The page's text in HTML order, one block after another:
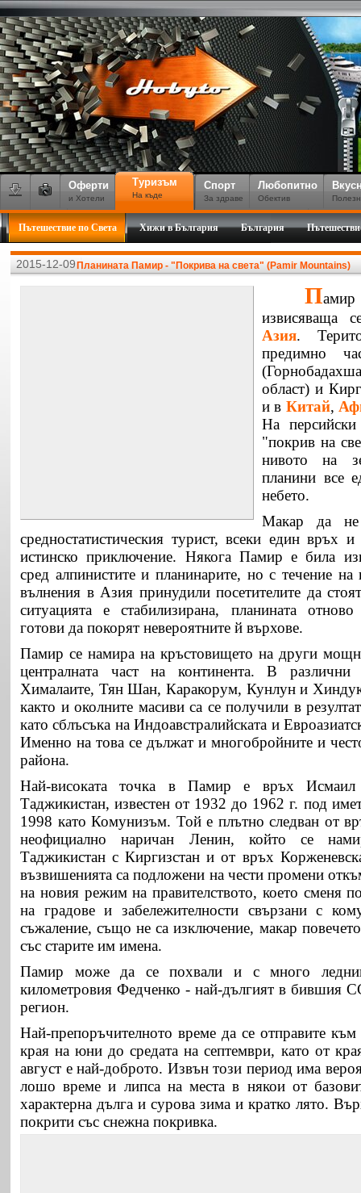
Оферти
и Хотели
Туризъм
На къде
Спорт
За здраве
Любопитно
Обектив
Пътешествие по Света Хижи в България България
2015-12-09 Планината Памир - "Покрива на света" (Pamir Mountains)
Памир
извисяваща
Азия.
предимно
област) и
и в Китай,
На
"покрив на
нивото на
планини все
небето.
Макар да
средностатистическия турист, всеки един връх
истинско приключение. Някога Памир е била
сред алпинистите и планинарите, но с течение на
вълнения в Азия принудили посетителите да
ситуацията е стабилизирана, планината
готови да покорят невероятните й върхове.
Памир се намира на кръстовището на други
централната част на континента. В различни
Хималаите, Тян Шан, Каракорум, Кунлун и
както и околните масиви са се получили в
като сблъсъка на Индоавстралийската и
Именно на това се дължат и многобройните и
района.
Най-високата точка в Памир е връх
Таджикистан, известен от 1932 до 1962 г. под
1998 като Комунизъм. Той е плътно следван от
неофициално наричан Ленин, който се
Таджикистан с Киргизстан и от връх
възвишенията са подложени на чести промени
на новия режим на правителството, което сменя
на градове и забележителности свързани с
съжаление, също не са изключение, макар
със старите им имена.
Памир може да се похвали и с много
километровия Федченко - най-дългият в бившия
регион.
Най-препоръчителното време да се отправите
края на юни до средата на септември, като от
август е най-доброто. Извън този период има
лошо време и липса на места в някои от
характерна дълга и сурова зима и кратко лято.
покрити със снежна покривка.